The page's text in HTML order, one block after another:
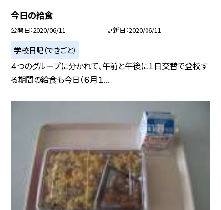
今日の給食
公開日 2020/06/11 更新日 2020/06/11
学校日記（できごと）
４つのグループに分かれて、午前と午後に１日交替で登校す
る期間の給食も今日（６月１...